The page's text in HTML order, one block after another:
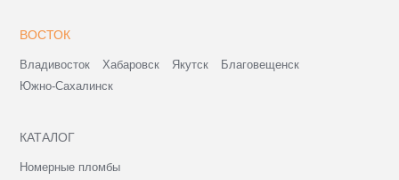
ВОСТОК
Владивосток Хабаровск Якутск
Благовещенск
Южно-Сахалинск
КАТАЛОГ
Номерные пломбы